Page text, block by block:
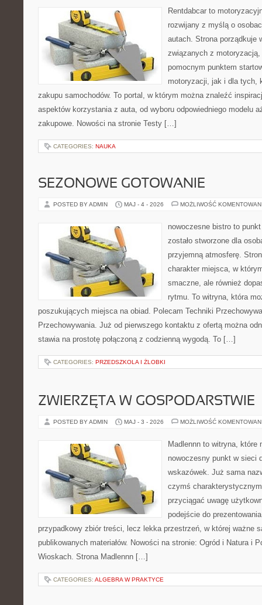
Rentdabcar to
rozwijany z myślą o
autach. Strona porządkuje
związanych z
pomocnym punktem
motoryzacji, jak i dla tych,
zakupu samochodów. To portal, w którym można znaleźć
aspektów korzystania z auta, od wyboru odpowiedniego modelu
zakupowe. Nowości na stronie Testy […]
CATEGORIES: NAUKA
SEZONOWE GOTOWANIE
POSTED BY ADMIN MAJ - 4 - 2026 MOŻLIWOŚĆ
nowoczesne bistro to
zostało stworzone dla
przyjemną atmosferę.
charakter miejsca, w
smaczne, ale również
rytmu. To witryna, która
poszukujących miejsca na obiad. Polecam Techniki
Przechowywania. Już od pierwszego kontaktu z ofertą można
stawia na prostotę połączoną z codzienną wygodą. To […]
CATEGORIES: PRZEDSZKOLA I ŻLOBKI
ZWIERZĘTA W GOSPODARSTWIE
POSTED BY ADMIN MAJ - 3 - 2026 MOŻLIWOŚĆ
Madlennn to witryna, które
nowoczesny punkt w sieci
wskazówek. Już sama
czymś
przyciągać uwagę
podejście do
przypadkowy zbiór treści, lecz lekka przestrzeń, w której ważne
publikowanych materiałów. Nowości na stronie: Ogród i Natura i
Wioskach. Strona Madlennn […]
CATEGORIES: ALGEBRA W PRAKTYCE